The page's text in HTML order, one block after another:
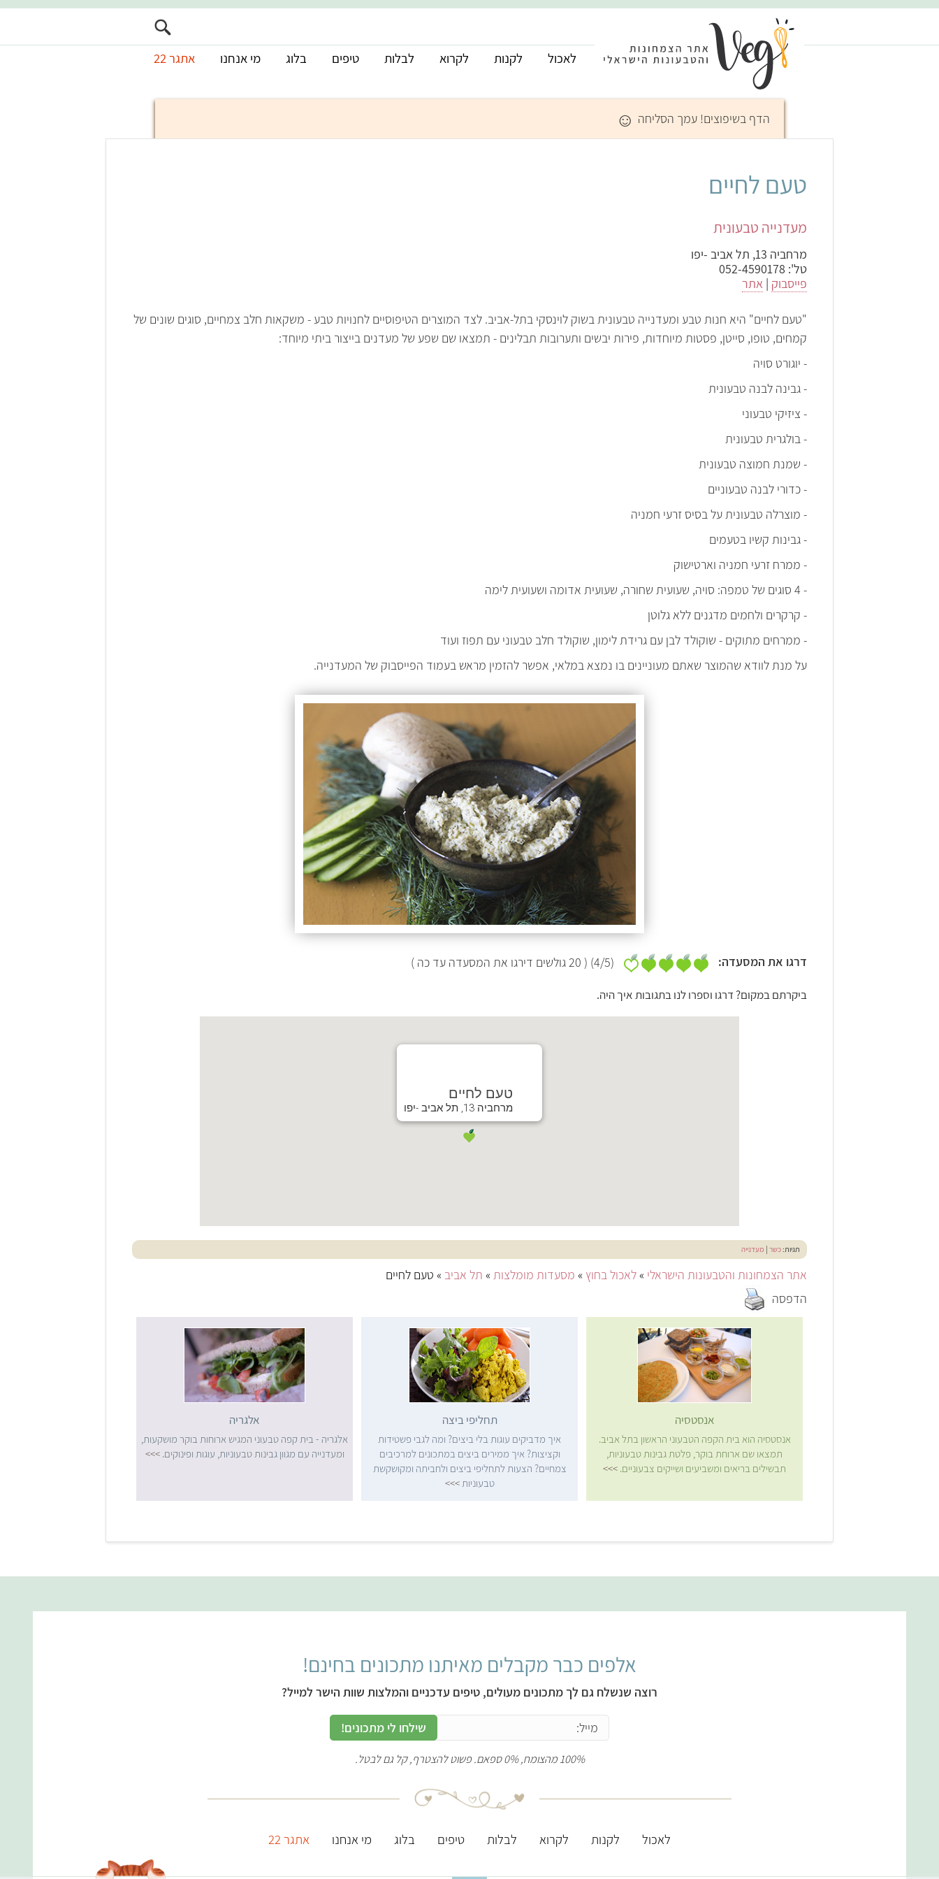
לאכול לקנות לקרוא לבלות טיפים בלוג מי אנחנו אתגר 22
הדף בשיפוצים! עמך הסליחה ☺
טעם לחיים
מעדנייה טבעונית
מרחביה 13 , תל אביב -יפו
טל': 052-4590178
פייסבוק | אתר
"טעם לחיים" היא חנות טבע ומעדנייה טבעונית בשוק לוינסקי בתל-אביב. לצד המוצרים הטיפוסיים לחנויות טבע - משקאות חלב צמחיים, סוגים שונים של
קמחים, טופו, סייטן, פסטות מיוחדות, פירות יבשים ותערובות תבלינים - תמצאו שם שפע של מעדנים בייצור ביתי מיוחד:
- יוגורט סויה
- גבינה לבנה טבעונית
- ציזיקי טבעוני
- בולגרית טבעונית
- שמנת חמוצה טבעונית
- כדורי לבנה טבעוניים
- מוצרלה טבעונית על בסיס זרעי חמניה
- גבינות קשיו בטעמים
- ממרח זרעי חמניה וארטישוק
- 4 סוגים של טמפה: סויה, שעועית שחורה, שעועית אדומה ושעועית לימה
- קרקרים ולחמים מדגנים ללא גלוטן
- ממרחים מתוקים - שוקולד לבן עם גרידת לימון, שוקולד חלב טבעוני עם תפוז ועוד
על מנת לוודא שהמוצר שאתם מעוניינים בו נמצא במלאי, אפשר להזמין מראש בעמוד הפייסבוק של המעדנייה.
דרגו את המסעדה: (
4/5)
(
20 גולשים דירגו את המסעדה עד כה )
ביקרתם במקום? דרגו וספרו לנו בתגובות איך היה.
טעם לחיים
מרחביה 13, תל אביב -יפו
תגיות:כשר | מעדנייה
אתר הצמחונות והטבעונות הישראלי »לאכול בחוץ » מסעדות מומלצות» תל אביב » טעם לחיים
הדפסה
אנסטסיה
אנסטסיה הוא בית הקפה הטבעוני הראשון בתל אביב.
תמצאו שם ארוחת בוקר, פלטת גבינות טבעוניות,
תבשילים בריאים ומשביעים ושייקים צבעוניים. >>>
תחליפי ביצה
איך מדביקים עוגות בלי ביצים? ומה לגבי פשטידות
וקציצות? איך ממירים ביצים במתכונים למרכיבים
צמחיים? הצעות לתחליפי ביצים ולחביתה ומקושקשת
טבעוניות>>>
אלגריה
אלגריה - בית קפה טבעוני המגיש ארוחות בוקר מושקעות,
ומעדנייה עם מגוון גבינות טבעוניות, עוגות ופינוקים.>>>
אלפים כבר מקבלים מאיתנו מתכונים בחינם!
רוצה שנשלח גם לך מתכונים מעולים, טיפים עדכניים והמלצות שוות הישר למייל?
שילחו לי מתכונים!
100% מהצומח, 0% ספאם. פשוט להצטרף, קל גם לבטל.
לאכול לקנות לקרוא לבלות טיפים בלוג מי אנחנו אתגר 22